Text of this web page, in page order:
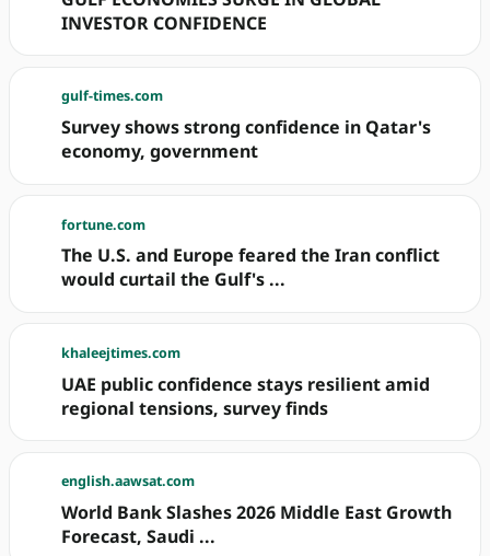
INVESTOR CONFIDENCE
gulf-times.com
Survey shows strong confidence in Qatar's
economy, government
fortune.com
The U.S. and Europe feared the Iran conflict
would curtail the Gulf's ...
khaleejtimes.com
UAE public confidence stays resilient amid
regional tensions, survey finds
english.aawsat.com
World Bank Slashes 2026 Middle East Growth
Forecast, Saudi ...